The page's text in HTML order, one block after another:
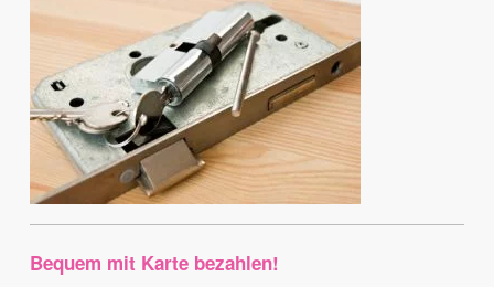
Bequem mit Karte bezahlen!